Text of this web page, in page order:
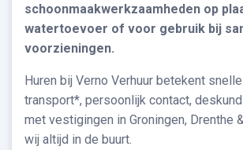
schoonmaakwerkzaamheden op
watertoevoer of voor gebruik bij
voorzieningen.
Huren bij Verno Verhuur betekent
transport*, persoonlijk contact,
met vestigingen in Groningen, Drenthe
wij altijd in de buurt.